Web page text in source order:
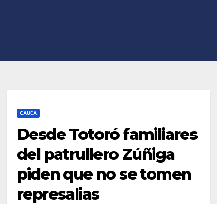
CAUCA
Desde Totoró familiares
del patrullero Zúñiga
piden que no se tomen
represalias